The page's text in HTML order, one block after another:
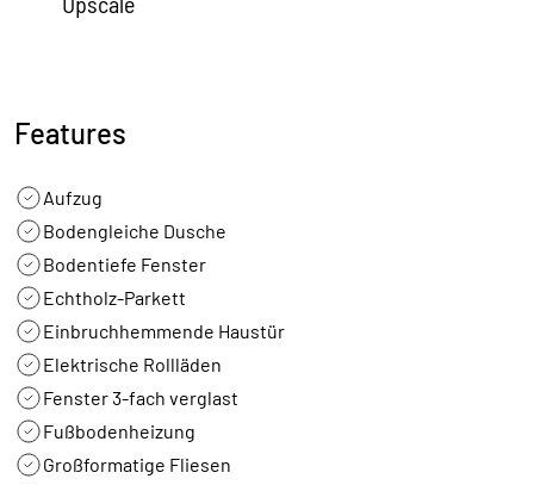
Features
Aufzug
Bodengleiche Dusche
Bodentiefe Fenster
Echtholz-Parkett
Einbruchhemmende Haustür
Elektrische Rollläden
Fenster 3-fach verglast
Fußbodenheizung
Großformatige Fliesen